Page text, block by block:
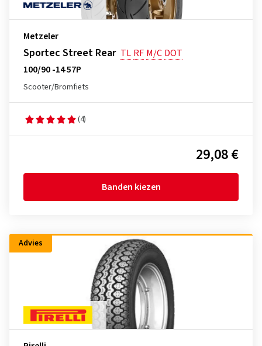
Metzeler
Sportec Street Rear TL RF M/C DOT
100/90 -14 57P
Scooter/Bromfiets
(4)
29,08 €
Banden kiezen
Advies